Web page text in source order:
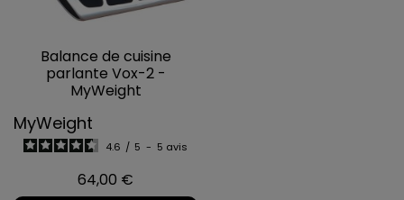
Balance de cuisine
parlante Vox-2 -
MyWeight
MyWeight
4.6 / 5 - 5 avis
Prix
64,00 €